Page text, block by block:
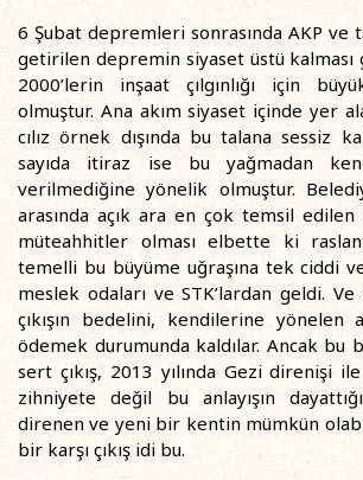
6 Şubat depremleri sonrasında AKP ve
getirilen depremin siyaset üstü
2000’lerin inşaat çılgınlığı için
olmuştur. Ana akım siyaset içinde yer
cılız örnek dışında bu talana sessiz
sayıda itiraz ise bu yağmadan
verilmediğine yönelik olmuştur.
arasında açık ara en çok temsil
müteahhitler olması elbette ki
temelli bu büyüme uğraşına tek ciddi ve
meslek odaları ve STK’lardan geldi.
çıkışın bedelini, kendilerine yönelen
ödemek durumunda kaldılar. Ancak bu
sert çıkış, 2013 yılında Gezi direnişi
zihniyete değil bu anlayışın
direnen ve yeni bir kentin mümkün
bir karşı çıkış idi bu.